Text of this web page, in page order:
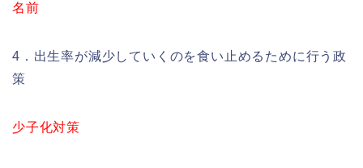
名前
4．出生率が減少していくのを食い止めるために行う政
策
少子化対策